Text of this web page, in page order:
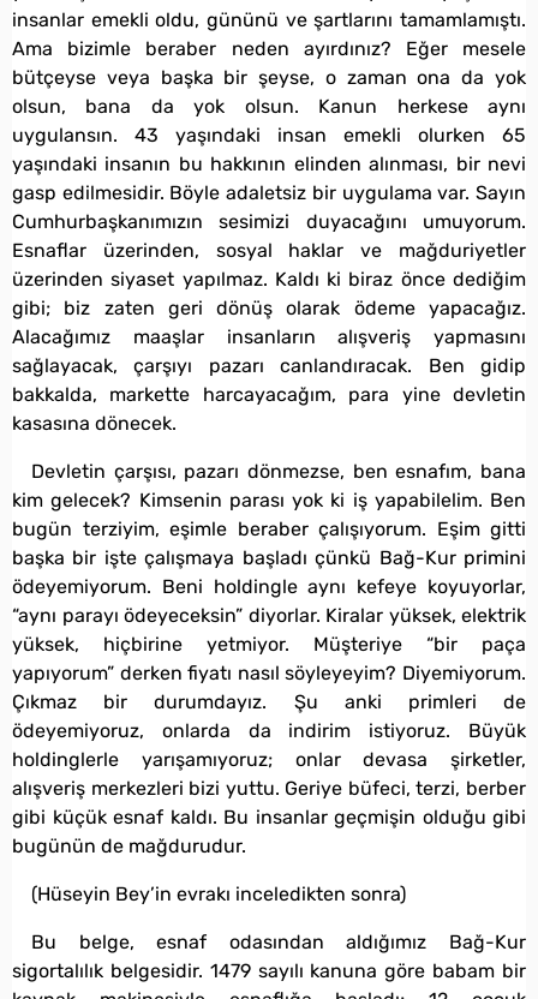
insanlar emekli oldu, gününü ve şartlarını tamamlamıştı.
Ama bizimle beraber neden ayırdınız? Eğer mesele
bütçeyse veya başka bir şeyse, o zaman ona da yok
olsun, bana da yok olsun. Kanun herkese aynı
uygulansın. 43 yaşındaki insan emekli olurken 65
yaşındaki insanın bu hakkının elinden alınması, bir nevi
gasp edilmesidir. Böyle adaletsiz bir uygulama var. Sayın
Cumhurbaşkanımızın sesimizi duyacağını umuyorum.
Esnaflar üzerinden, sosyal haklar ve mağduriyetler
üzerinden siyaset yapılmaz. Kaldı ki biraz önce dediğim
gibi; biz zaten geri dönüş olarak ödeme yapacağız.
Alacağımız maaşlar insanların alışveriş yapmasını
sağlayacak, çarşıyı pazarı canlandıracak. Ben gidip
bakkalda, markette harcayacağım, para yine devletin
kasasına dönecek.
Devletin çarşısı, pazarı dönmezse, ben esnafım, bana
kim gelecek? Kimsenin parası yok ki iş yapabilelim. Ben
bugün terziyim, eşimle beraber çalışıyorum. Eşim gitti
başka bir işte çalışmaya başladı çünkü Bağ-Kur primini
ödeyemiyorum. Beni holdingle aynı kefeye koyuyorlar,
“aynı parayı ödeyeceksin” diyorlar. Kiralar yüksek, elektrik
yüksek, hiçbirine yetmiyor. Müşteriye “bir paça
yapıyorum” derken fiyatı nasıl söyleyeyim? Diyemiyorum.
Çıkmaz bir durumdayız. Şu anki primleri de
ödeyemiyoruz, onlarda da indirim istiyoruz. Büyük
holdinglerle yarışamıyoruz; onlar devasa şirketler,
alışveriş merkezleri bizi yuttu. Geriye büfeci, terzi, berber
gibi küçük esnaf kaldı. Bu insanlar geçmişin olduğu gibi
bugünün de mağdurudur.
(Hüseyin Bey’in evrakı inceledikten sonra)
Bu belge, esnaf odasından aldığımız Bağ-Kur
sigortalılık belgesidir. 1479 sayılı kanuna göre babam bir